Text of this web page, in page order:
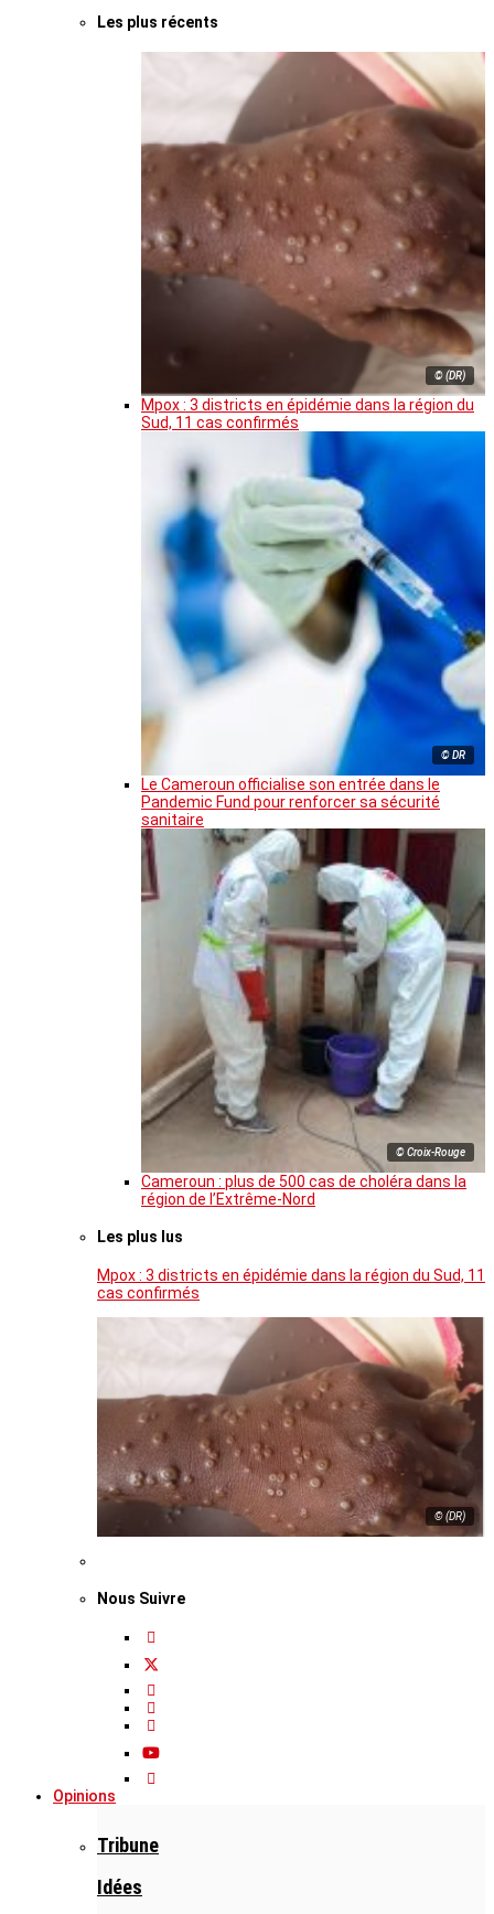
Les plus récents
© (DR)
Mpox : 3 districts en épidémie dans la région du
Sud, 11 cas confirmés
© DR
Le Cameroun officialise son entrée dans le
Pandemic Fund pour renforcer sa sécurité
sanitaire
© Croix-Rouge
Cameroun : plus de 500 cas de choléra dans la
région de l’Extrême-Nord
Les plus lus
Mpox : 3 districts en épidémie dans la région du Sud, 11
cas confirmés
© (DR)
Nous Suivre
Opinions
Tribune
Idées